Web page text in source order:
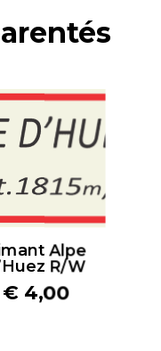
Alpe
R/W
€ 4,00